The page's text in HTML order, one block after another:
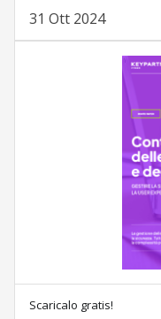
31 Ott 2024
Scaricalo gratis!